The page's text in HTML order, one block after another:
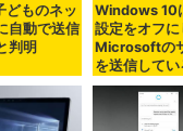
ものネッ
自動で送信
判明
Windows 10
設定をオフに
Microsoftの
を送信して